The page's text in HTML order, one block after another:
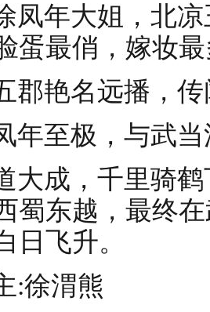
凤年大姐，北
蛋最俏，嫁妆
郡艳名远播，
年至极，与武
大成，千里骑
蜀东越，最终
日飞升。
:徐渭熊